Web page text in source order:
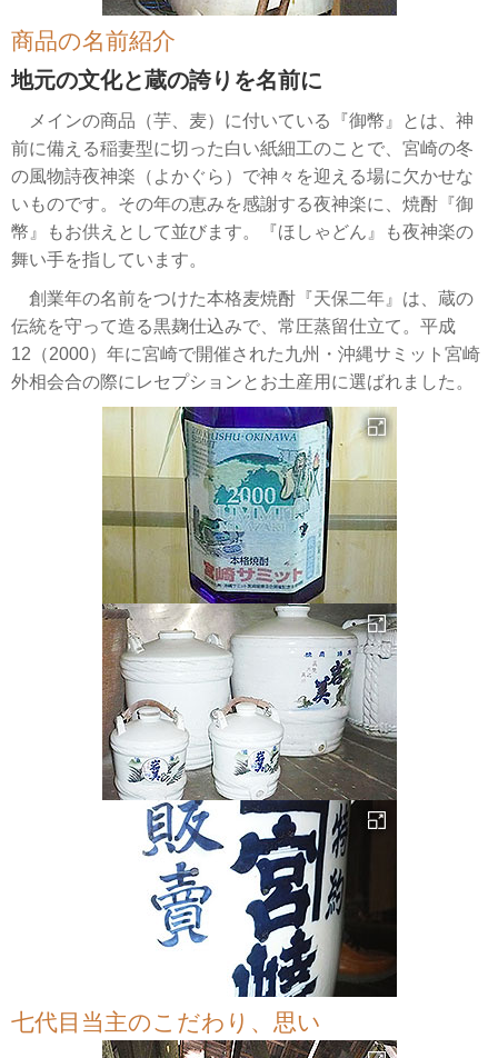
商品の名前紹介
地元の文化と蔵の誇りを名前に
メインの商品（芋、麦）に付いている『御幣』とは、神
前に備える稲妻型に切った白い紙細工のことで、宮崎の冬
の風物詩夜神楽（よかぐら）で神々を迎える場に欠かせな
いものです。その年の恵みを感謝する夜神楽に、焼酎『御
幣』もお供えとして並びます。『ほしゃどん』も夜神楽の
舞い手を指しています。
創業年の名前をつけた本格麦焼酎『天保二年』は、蔵の
伝統を守って造る黒麹仕込みで、常圧蒸留仕立て。平成
12（2000）年に宮崎で開催された九州・沖縄サミット宮崎
外相会合の際にレセプションとお土産用に選ばれました。
七代目当主のこだわり、思い